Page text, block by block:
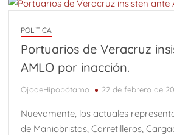
POLÍTICA
Portuarios de Veracruz
AMLO por inacción.
OjodeHipopótamo 22 de febrero de
Nuevamente, los actuales
de Maniobristas, Carretilleros,